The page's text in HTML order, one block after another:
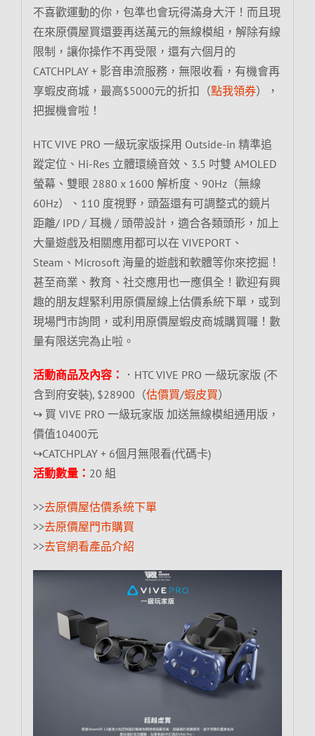
不喜歡運動的你，包準也會玩得滿身大汗！而且現
在來原價屋買還要再送萬元的無線模組，解除有線
限制，讓你操作不再受限，還有六個月的
CATCHPLAY + 影音串流服務，無限收看，有機會再
享蝦皮商城，最高$5000元的折扣（點我領券），
把握機會啦！
HTC VIVE PRO 一級玩家版採用 Outside-in 精準追
蹤定位、Hi-Res 立體環繞音效、3.5 吋雙 AMOLED
螢幕、雙眼 2880 x 1600 解析度、90Hz（無線
60Hz）、110 度視野，頭盔還有可調整式的鏡片
距離/ IPD / 耳機 / 頭帶設計，適合各類頭形，加上
大量遊戲及相關應用都可以在 VIVEPORT、
Steam、Microsoft 海量的遊戲和軟體等你來挖掘！
甚至商業、教育、社交應用也一應俱全！歡迎有興
趣的朋友趕緊利用原價屋線上估價系統下單，或到
現場門市詢問，或利用原價屋蝦皮商城購買囉！數
量有限送完為止啦。
活動商品及內容：
．HTC VIVE PRO 一級玩家版 (不
含到府安裝), $28900（估價買/蝦皮買）
↪ 買 VIVE PRO 一級玩家版 加送無線模組通用版，
價值10400元
↪CATCHPLAY + 6個月無限看(代碼卡)
活動數量： 20 組
>>去原價屋估價系統下單
>>去原價屋門市購買
>>去官網看產品介紹